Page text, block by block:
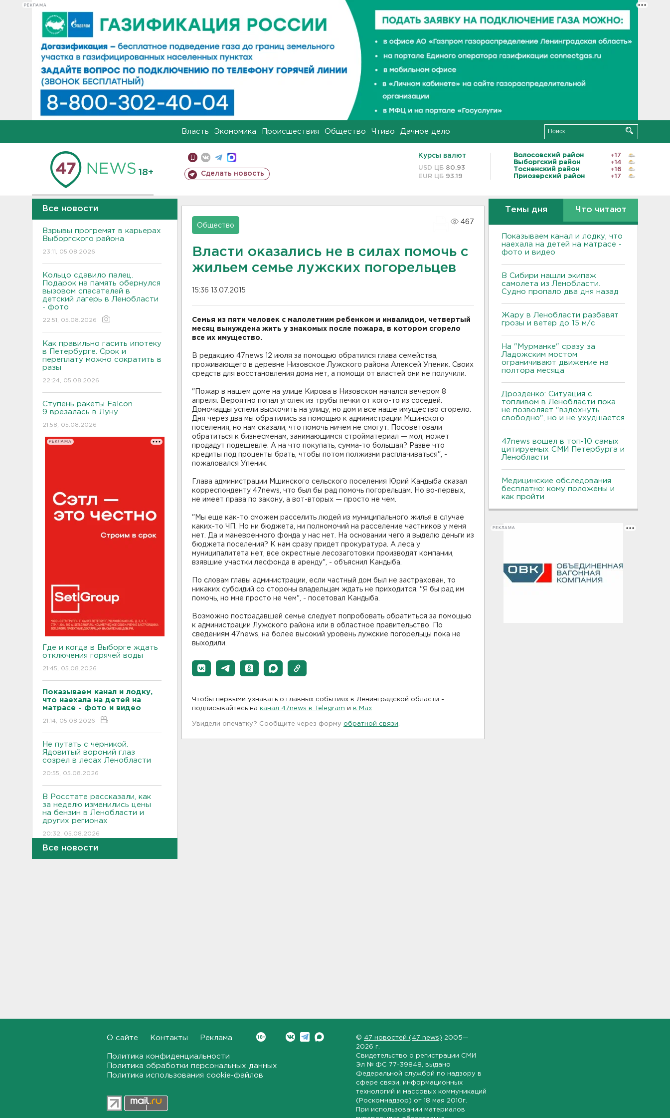
РЕКЛАМА
Власть Экономика Происшествия Общество Чтиво Дачное дело
18+ Сделать новость
Курсы валют
USD ЦБ 80.93
EUR ЦБ 93.19
Волосовский район
+17
Выборгский район
+14
Тосненский район
+16
Приозерский район
+17
Все новости
Взрывы прогремят в карьерах
Выборгского района
23:11, 05.08.2026
Кольцо сдавило палец.
Подарок на память обернулся
вызовом спасателей в
детский лагерь в Ленобласти
- фото
22:51, 05.08.2026
Как правильно гасить ипотеку
в Петербурге. Срок и
переплату можно сократить в
разы
22:24, 05.08.2026
Ступень ракеты Falcon
9 врезалась в Луну
21:58, 05.08.2026
РЕКЛАМА
Где и когда в Выборге ждать
отключения горячей воды
21:45, 05.08.2026
Показываем канал и лодку,
что наехала на детей на
матрасе - фото и видео
21:14, 05.08.2026
Не путать с черникой.
Ядовитый вороний глаз
созрел в лесах Ленобласти
20:55, 05.08.2026
В Росстате рассказали, как
за неделю изменились цены
на бензин в Ленобласти и
других регионах
20:32, 05.08.2026
Во Всеволожске построят
Все новости
Общество
467
Власти оказались не в силах помочь с
жильем семье лужских погорельцев
15:36 13.07.2015
Семья из пяти человек с малолетним ребенком и инвалидом, четвертый
месяц вынуждена жить у знакомых после пожара, в котором сгорело
все их имущество.
В редакцию 47news 12 июля за помощью обратился глава семейства,
проживающего в деревне Низовское Лужского района Алексей Упеник. Своих
средств для восстановления дома нет, а помощи от властей они не получили.
"Пожар в нашем доме на улице Кирова в Низовском начался вечером 8
апреля. Вероятно попал уголек из трубы печки от кого-то из соседей.
Домочадцы успели выскочить на улицу, но дом и все наше имущество сгорело.
Дня через два мы обратились за помощью к администрации Мшинского
поселения, но нам сказали, что помочь ничем не смогут. Посоветовали
обратиться к бизнесменам, занимающимся стройматериал — мол, может
продадут подешевле. А на что покупать, сумма-то большая? Разве что
кредиты под проценты брать, чтобы потом полжизни расплачиваться", -
пожаловался Упеник.
Глава администрации Мшинского сельского поселения Юрий Кандыба сказал
корреспонденту 47news, что был бы рад помочь погорельцам. Но во-первых,
не имеет права по закону, а вот-вторых — просто не чем.
"Мы еще как-то сможем расселить людей из муниципального жилья в случае
каких-то ЧП. Но ни бюджета, ни полномочий на расселение частников у меня
нет. Да и маневренного фонда у нас нет. На основании чего я выделю деньги из
бюджета поселения? К нам сразу придет прокуратура. А леса у
муниципалитета нет, все окрестные лесозаготовки производят компании,
взявшие участки лесфонда в аренду", - объяснил Кандыба.
По словам главы администрации, если частный дом был не застрахован, то
никаких субсидий со стороны владельцам ждать не приходится. "Я бы рад им
помочь, но мне просто не чем", - посетовал Кандыба.
Возможно пострадавшей семье следует попробовать обратиться за помощью
к администрации Лужского района или в областное правительство. По
сведениям 47news, на более высокий уровень лужские погорельцы пока не
выходили.
Чтобы первыми узнавать о главных событиях в Ленинградской области -
подписывайтесь на канал 47news в Telegram и в Maх
Увидели опечатку? Сообщите через форму обратной связи
Темы дня Что читают
Показываем канал и лодку, что
наехала на детей на матрасе -
фото и видео
В Сибири нашли экипаж
самолета из Ленобласти.
Судно пропало два дня назад
Жару в Ленобласти разбавят
грозы и ветер до 15 м/с
На "Мурманке" сразу за
Ладожским мостом
ограничивают движение на
полтора месяца
Дрозденко: Ситуация с
топливом в Ленобласти пока
не позволяет "вздохнуть
свободно", но и не ухудшается
47news вошел в топ-10 самых
цитируемых СМИ Петербурга и
Ленобласти
Медицинские обследования
бесплатно: кому положены и
как пройти
РЕКЛАМА
О сайте Контакты Реклама
Политика конфиденциальности
Политика обработки персональных данных
Политика использования cookie-файлов
© 47 новостей (47 news) 2005—
2026 г.
Свидетельство о регистрации СМИ
Эл № ФС 77-39848 , выдано
Федеральной службой по надзору в
сфере связи, информационных
технологий и массовых коммуникаций
(Роскомнадзор) от 18 мая 2010г.
При использовании материалов